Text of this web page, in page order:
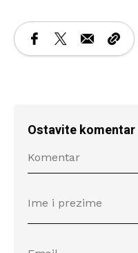
Ostavite komentar